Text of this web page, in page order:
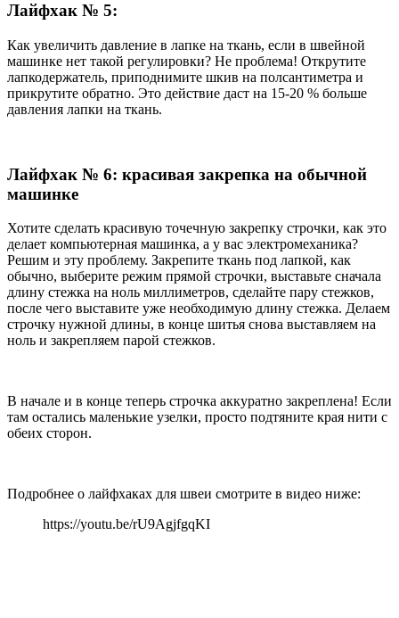
Лайфхак № 5:
Как увеличить давление в лапке на ткань, если в швейной
машинке нет такой регулировки? Не проблема! Открутите
лапкодержатель, приподнимите шкив на полсантиметра и
прикрутите обратно. Это действие даст на 15-20 % больше
давления лапки на ткань.
Лайфхак № 6: красивая закрепка на обычной
машинке
Хотите сделать красивую точечную закрепку строчки, как это
делает компьютерная машинка, а у вас электромеханика?
Решим и эту проблему. Закрепите ткань под лапкой, как
обычно, выберите режим прямой строчки, выставьте сначала
длину стежка на ноль миллиметров, сделайте пару стежков,
после чего выставите уже необходимую длину стежка. Делаем
строчку нужной длины, в конце шитья снова выставляем на
ноль и закрепляем парой стежков.
В начале и в конце теперь строчка аккуратно закреплена! Если
там остались маленькие узелки, просто подтяните края нити с
обеих сторон.
Подробнее о лайфхаках для швеи смотрите в видео ниже:
https://youtu.be/rU9AgjfgqKI